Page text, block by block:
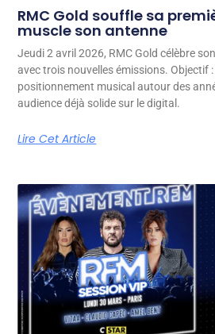
RMC Gold souffle sa
muscle son antenne
Jeudi 2 avril 2026, RMC Gold célèbre
avec trois nouvelles émissions. Objectif
positionnement musical autour des
audience déjà solide sur le digital.
Lire Cet Article